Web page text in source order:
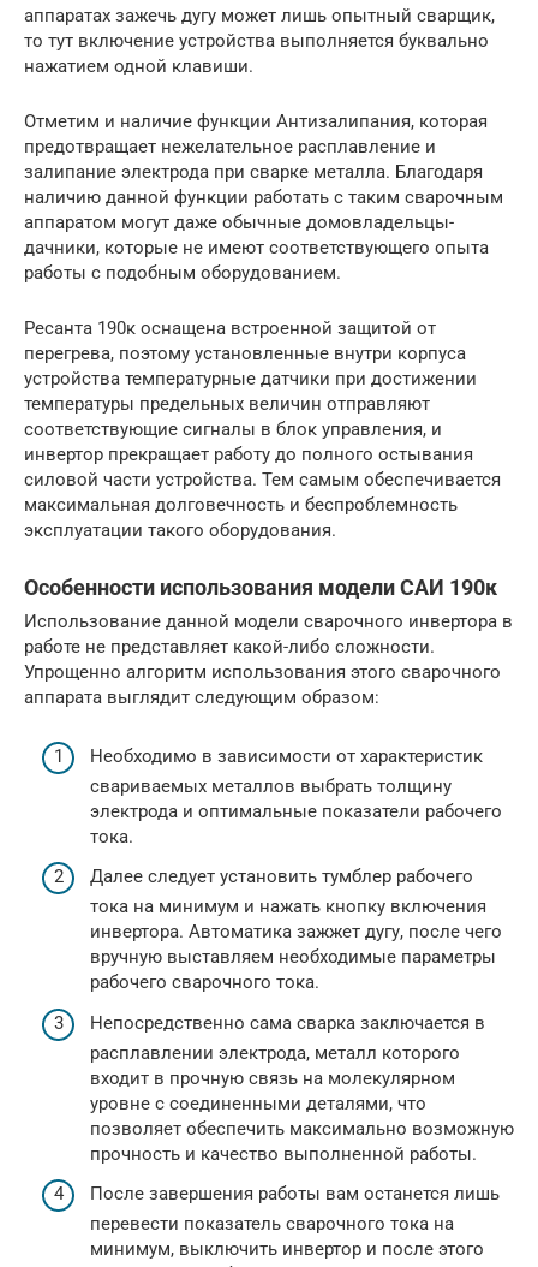
аппаратах зажечь дугу может лишь опытный сварщик,
то тут включение устройства выполняется буквально
нажатием одной клавиши.
Отметим и наличие функции Антизалипания, которая
предотвращает нежелательное расплавление и
залипание электрода при сварке металла. Благодаря
наличию данной функции работать с таким сварочным
аппаратом могут даже обычные домовладельцы-
дачники, которые не имеют соответствующего опыта
работы с подобным оборудованием.
Ресанта 190к оснащена встроенной защитой от
перегрева, поэтому установленные внутри корпуса
устройства температурные датчики при достижении
температуры предельных величин отправляют
соответствующие сигналы в блок управления, и
инвертор прекращает работу до полного остывания
силовой части устройства. Тем самым обеспечивается
максимальная долговечность и беспроблемность
эксплуатации такого оборудования.
Особенности использования модели САИ 190к
Использование данной модели сварочного инвертора в
работе не представляет какой-либо сложности.
Упрощенно алгоритм использования этого сварочного
аппарата выглядит следующим образом:
Необходимо в зависимости от характеристик
свариваемых металлов выбрать толщину
электрода и оптимальные показатели рабочего
тока.
Далее следует установить тумблер рабочего
тока на минимум и нажать кнопку включения
инвертора. Автоматика зажжет дугу, после чего
вручную выставляем необходимые параметры
рабочего сварочного тока.
Непосредственно сама сварка заключается в
расплавлении электрода, металл которого
входит в прочную связь на молекулярном
уровне с соединенными деталями, что
позволяет обеспечить максимально возможную
прочность и качество выполненной работы.
После завершения работы вам останется лишь
перевести показатель сварочного тока на
минимум, выключить инвертор и после этого